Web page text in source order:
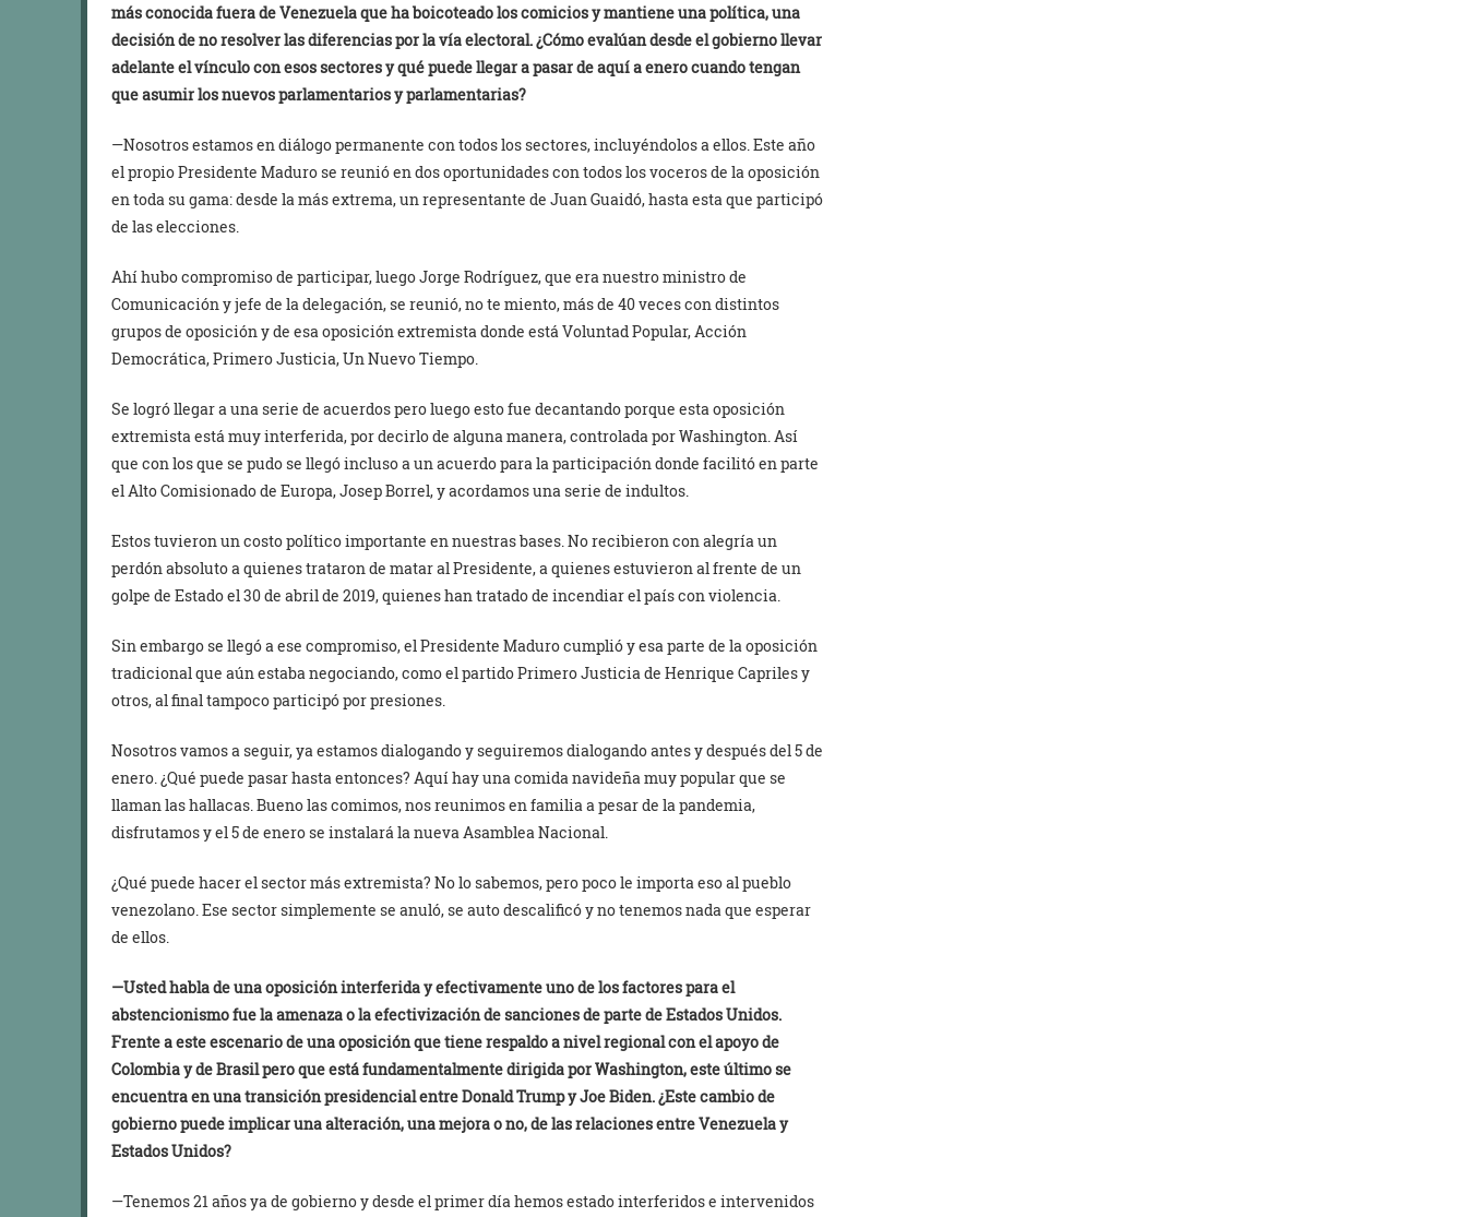
más conocida fuera de Venezuela que ha boicoteado los comicios y mantiene una política, una
decisión de no resolver las diferencias por la vía electoral. ¿Cómo evalúan desde el gobierno llevar
adelante el vínculo con esos sectores y qué puede llegar a pasar de aquí a enero cuando tengan
que asumir los nuevos parlamentarios y parlamentarias?
—Nosotros estamos en diálogo permanente con todos los sectores, incluyéndolos a ellos. Este año
el propio Presidente Maduro se reunió en dos oportunidades con todos los voceros de la oposición
en toda su gama: desde la más extrema, un representante de Juan Guaidó, hasta esta que participó
de las elecciones.
Ahí hubo compromiso de participar, luego Jorge Rodríguez, que era nuestro ministro de
Comunicación y jefe de la delegación, se reunió, no te miento, más de 40 veces con distintos
grupos de oposición y de esa oposición extremista donde está Voluntad Popular, Acción
Democrática, Primero Justicia, Un Nuevo Tiempo.
Se logró llegar a una serie de acuerdos pero luego esto fue decantando porque esta oposición
extremista está muy interferida, por decirlo de alguna manera, controlada por Washington. Así
que con los que se pudo se llegó incluso a un acuerdo para la participación donde facilitó en parte
el Alto Comisionado de Europa, Josep Borrel, y acordamos una serie de indultos.
Estos tuvieron un costo político importante en nuestras bases. No recibieron con alegría un
perdón absoluto a quienes trataron de matar al Presidente, a quienes estuvieron al frente de un
golpe de Estado el 30 de abril de 2019, quienes han tratado de incendiar el país con violencia.
Sin embargo se llegó a ese compromiso, el Presidente Maduro cumplió y esa parte de la oposición
tradicional que aún estaba negociando, como el partido Primero Justicia de Henrique Capriles y
otros, al final tampoco participó por presiones.
Nosotros vamos a seguir, ya estamos dialogando y seguiremos dialogando antes y después del 5 de
enero. ¿Qué puede pasar hasta entonces? Aquí hay una comida navideña muy popular que se
llaman las hallacas. Bueno las comimos, nos reunimos en familia a pesar de la pandemia,
disfrutamos y el 5 de enero se instalará la nueva Asamblea Nacional.
¿Qué puede hacer el sector más extremista? No lo sabemos, pero poco le importa eso al pueblo
venezolano. Ese sector simplemente se anuló, se auto descalificó y no tenemos nada que esperar
de ellos.
—Usted habla de una oposición interferida y efectivamente uno de los factores para el
abstencionismo fue la amenaza o la efectivización de sanciones de parte de Estados Unidos.
Frente a este escenario de una oposición que tiene respaldo a nivel regional con el apoyo de
Colombia y de Brasil pero que está fundamentalmente dirigida por Washington, este último se
encuentra en una transición presidencial entre Donald Trump y Joe Biden. ¿Este cambio de
gobierno puede implicar una alteración, una mejora o no, de las relaciones entre Venezuela y
Estados Unidos?
—Tenemos 21 años ya de gobierno y desde el primer día hemos estado interferidos e intervenidos